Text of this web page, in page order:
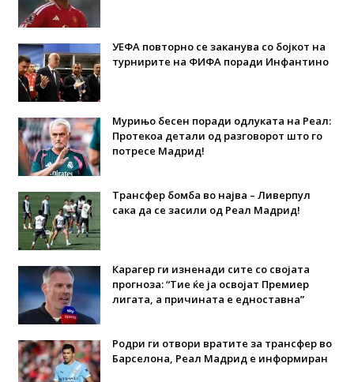
УЕФА повторно се заканува со бојкот на
турнирите на ФИФА поради Инфантино
Мурињо бесен поради одлуката на Реал:
Протекоа детали од разговорот што го
потресе Мадрид!
Трансфер бомба во најва – Ливерпул
сака да се засили од Реал Мадрид!
Карагер ги изненади сите со својата
прогноза: “Тие ќе ја освојат Премиер
лигата, а причината е едноставна”
Родри ги отвори вратите за трансфер во
Барселона, Реал Мадрид е информиран